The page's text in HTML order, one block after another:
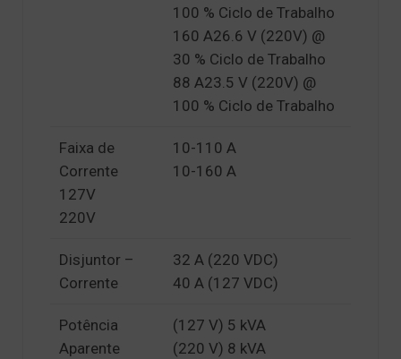
100 % Ciclo de Trabalho
160 A26.6 V (220V) @
30 % Ciclo de Trabalho
88 A23.5 V (220V) @
100 % Ciclo de Trabalho
Faixa de
Corrente
127V
220V
10-110 A
10-160 A
Disjuntor –
Corrente
32 A (220 VDC)
40 A (127 VDC)
Potência
Aparente
(127 V) 5 kVA
(220 V) 8 kVA